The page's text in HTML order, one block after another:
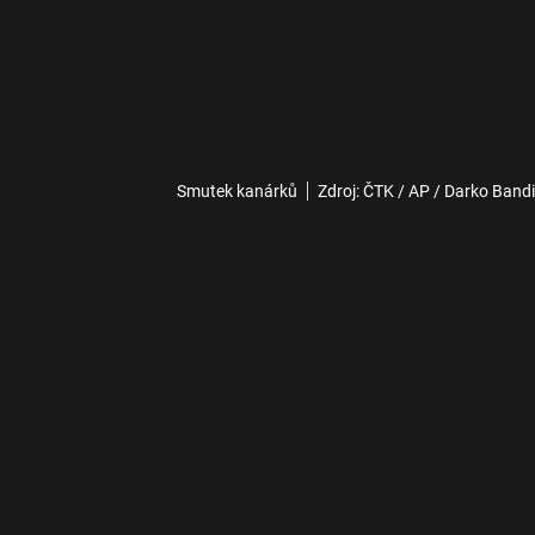
Smutek kanárků Zdroj: ČTK / AP / Darko